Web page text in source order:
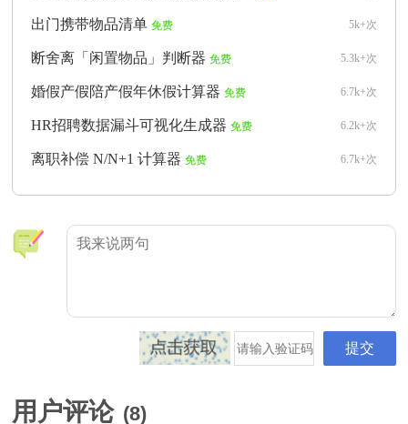
5k+次
出门携带物品清单 免费
5.3k+次
断舍离「闲置物品」判断器 免费
6.7k+次
婚假产假陪产假年休假计算器 免费
6.2k+次
HR招聘数据漏斗可视化生成器 免费
6.7k+次
离职补偿 N/N+1 计算器 免费
用户评论 (8)